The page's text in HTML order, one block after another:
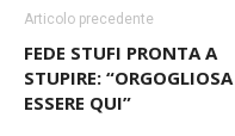
Articolo precedente
FEDE STUFI PRONTA A
STUPIRE:
ESSERE QUI”